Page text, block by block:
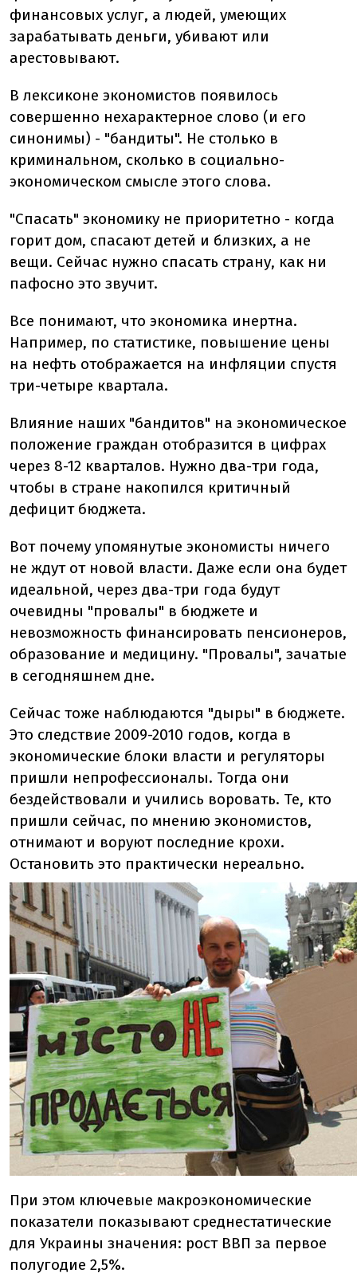
финансовых услуг, а людей, умеющих
зарабатывать деньги, убивают или
арестовывают.
В лексиконе экономистов появилось
совершенно нехарактерное слово (и его
синонимы) - "бандиты". Не столько в
криминальном, сколько в социально-
экономическом смысле этого слова.
"Спасать" экономику не приоритетно - когда
горит дом, спасают детей и близких, а не
вещи. Сейчас нужно спасать страну, как ни
пафосно это звучит.
Все понимают, что экономика инертна.
Например, по статистике, повышение цены
на нефть отображается на инфляции спустя
три-четыре квартала.
Влияние наших "бандитов" на экономическое
положение граждан отобразится в цифрах
через 8-12 кварталов. Нужно два-три года,
чтобы в стране накопился критичный
дефицит бюджета.
Вот почему упомянутые экономисты ничего
не ждут от новой власти. Даже если она будет
идеальной, через два-три года будут
очевидны "провалы" в бюджете и
невозможность финансировать пенсионеров,
образование и медицину. "Провалы", зачатые
в сегодняшнем дне.
Сейчас тоже наблюдаются "дыры" в бюджете.
Это следствие 2009-2010 годов, когда в
экономические блоки власти и регуляторы
пришли непрофессионалы. Тогда они
бездействовали и учились воровать. Те, кто
пришли сейчас, по мнению экономистов,
отнимают и воруют последние крохи.
Остановить это практически нереально.
При этом ключевые макроэкономические
показатели показывают среднестатические
для Украины значения: рост ВВП за первое
полугодие 2,5%.